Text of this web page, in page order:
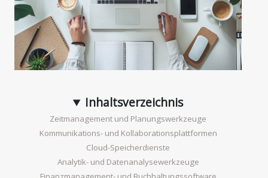
Inhaltsverzeichnis
Zeitmanagement und Planungswerkzeuge
Kommunikations- und Kollaborationsplattformen
Cloud-Speicherdienste
Analytik- und Datenanalysewerkzeuge